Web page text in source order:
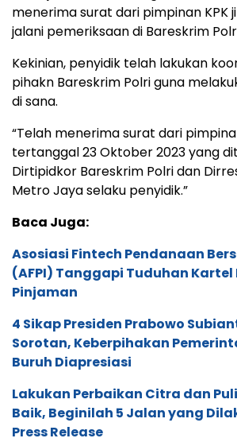
menerima surat dari pimpinan KPK
jalani pemeriksaan di Bareskrim
Kekinian, penyidik telah lakukan
pihakn Bareskrim Polri guna
di sana.
“Telah menerima surat dari
tertanggal 23 Oktober 2023 yang
Dirtipidkor Bareskrim Polri dan
Metro Jaya selaku penyidik.”
Baca Juga:
Asosiasi Fintech Pendanaan
(AFPI) Tanggapi Tuduhan Kartel
Pinjaman
4 Sikap Presiden Prabowo
Sorotan, Keberpihakan
Buruh Diapresiasi
Lakukan Perbaikan Citra dan
Baik, Beginilah 5 Jalan yang
Press Release